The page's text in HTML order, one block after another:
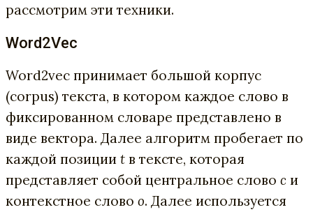
рассмотрим эти техники.
Word2Vec
Word2vec принимает большой корпус
(corpus) текста, в котором каждое слово в
фиксированном словаре представлено в
виде вектора. Далее алгоритм пробегает по
каждой позиции t в тексте, которая
представляет собой центральное слово c и
контекстное слово o. Далее используется